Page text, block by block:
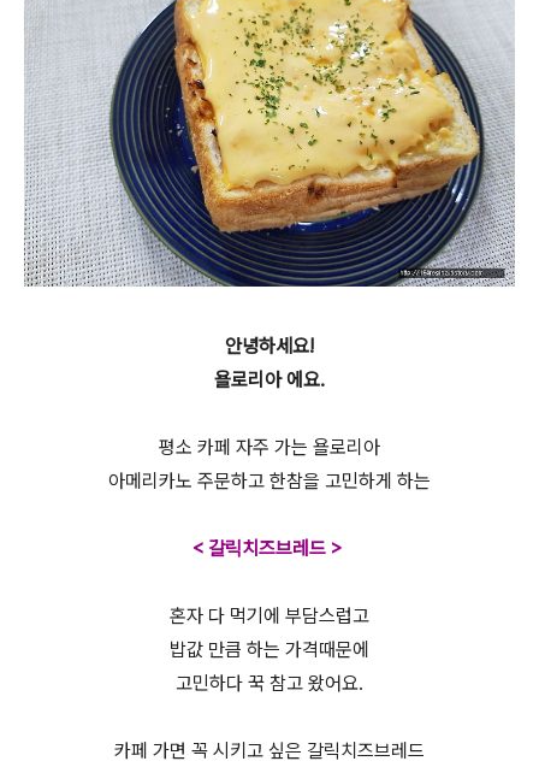
안녕하세요!
욜로리아 에요.
평소 카페 자주 가는 욜로리아
아메리카노 주문하고 한참을 고민하게 하는
< 갈릭치즈브레드 >
혼자 다 먹기에 부담스럽고
밥값 만큼 하는 가격때문에
고민하다 꾹 참고 왔어요.
카페 가면 꼭 시키고 싶은 갈릭치즈브레드